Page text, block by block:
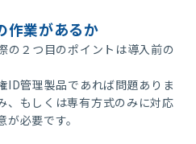
作業があるか
の２つ目のポイントは導入前の
ID管理製品であれば問題ありま
、もしくは専有方式のみに対応
必要です。